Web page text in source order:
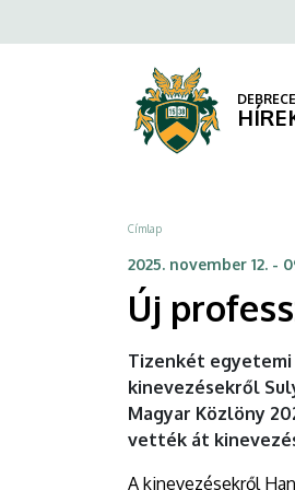
professzorok
Debreceni
DEBRECENI
EGYETEM
a
Morzsa
Címlap
2025. november 12. -
Új
Tizenkét
kinevezésekről
Magyar Közlöny
vették át
A kinevezésekről